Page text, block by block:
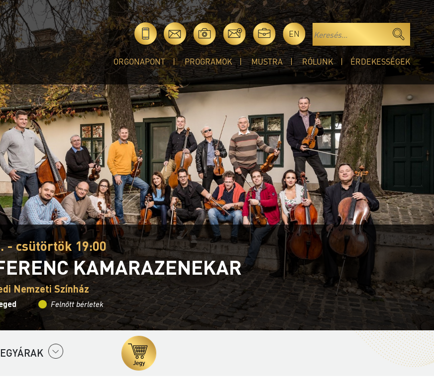
EN
ORGONAPONT PROGRAMOK MUSTRA RÓLUNK ÉRDEKESSÉGEK
- csütörtök 19:00
KAMARAZENEKAR
Nemzeti Színház
Felnőtt bérletek